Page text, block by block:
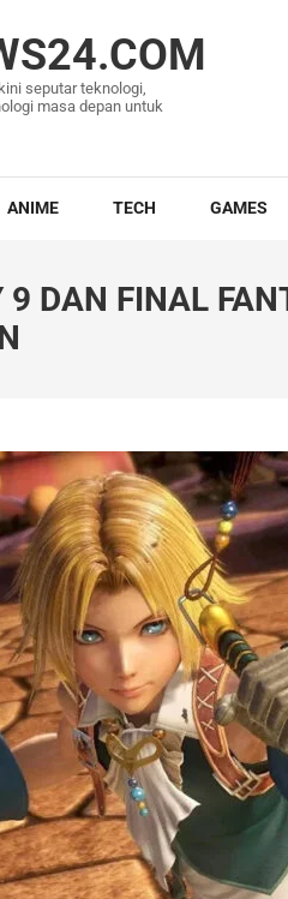
seputar teknologi,
masa depan untuk
ANIME TECH GAMES
9 DAN FINAL